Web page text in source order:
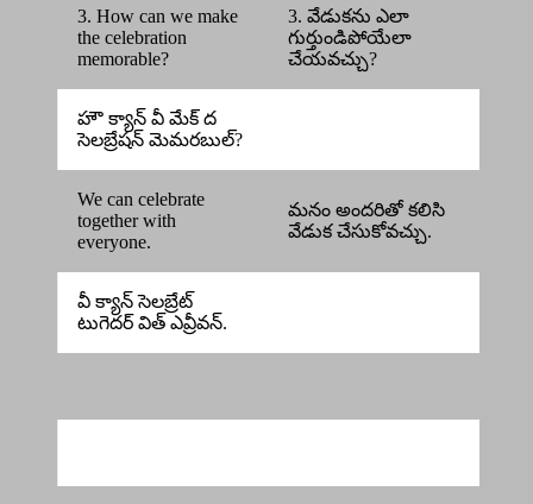
3. How can we make
the celebration
memorable?
3. వేడుకను ఎలా
గుర్తుండిపోయేలా
చేయవచ్చు?
హౌ క్యాన్ వీ మేక్ ద
సెలబ్రేషన్ మెమరబుల్?
We can celebrate
together with
everyone.
మనం అందరితో కలిసి
వేడుక చేసుకోవచ్చు.
వీ క్యాన్ సెలబ్రేట్
టుగెదర్ విత్ ఎవ్రీవన్.